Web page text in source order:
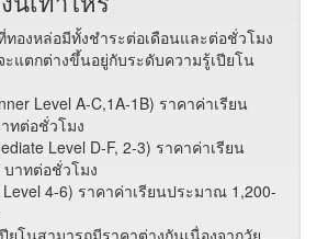
ทองหล่อมีทั้งชำระต่อเดือนและต่อชั่วโมง
ะแตกต่างขึ้นอยู่กับระดับความรู้เปียโน
Level A-C,1A-1B) ราคาค่าเรียน
ทต่อชั่วโมง
Level D-F, 2-3) ราคาค่าเรียน
าทต่อชั่วโมง
4-6) ราคาค่าเรียนประมาณ 1,200-
ยโนสามารถมีราคาต่างกันเนื่องจากวัย